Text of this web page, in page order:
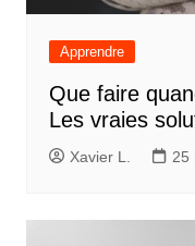
Apprendre
Que faire
Les vraies
Xavier L. 25